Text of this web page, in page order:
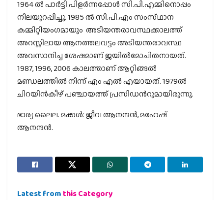
1964 ൽ പാർ‌ട്ടി പിളർ‌ന്നപ്പോൾ സി.പി.എമ്മിനൊപ്പം
നിലയുറപ്പിച്ചു. 1985 ൽ സി.പി.എം സംസ്‌ഥാന
കമ്മിറ്റിയംഗമായും അടിയന്തരാവസ്ഥക്കാലത്ത്
അറസ്റ്റിലായ ആനത്തലവട്ടം അടിയന്തരാവസ്ഥ
അവസാനിച്ച ശേഷമാണ് ജയിൽമോചിതനായത്.
1987, 1996, 2006 കാലത്താണ് ആറ്റിങ്ങൽ
മണ്ഡലത്തിൽ നിന്ന് എം എൽ എയായത്. 1979ൽ
ചിറയിൻകീഴ് പഞ്ചായത്ത് പ്രസിഡൻറുമായിരുന്നു.
ഭാര്യ ലൈല. മക്കൾ: ജീവ ആനന്ദൻ, മഹേഷ്
ആനന്ദൻ.
Latest from this Category